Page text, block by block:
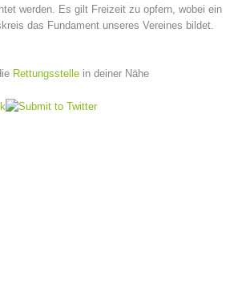
werden. Es gilt Freizeit zu opfern, wobei ein
das Fundament unseres Vereines bildet.
Rettungsstelle in deiner Nähe